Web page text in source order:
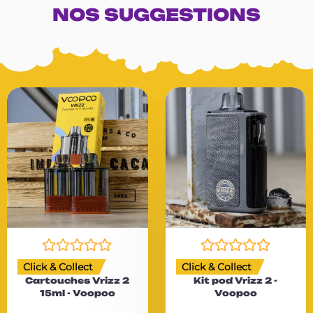
NOS SUGGESTIONS
N
o
t
e
Click & Collect
Cartouches Vrizz 2
15ml - Voopoo
N
o
Click & Collect
Kit pod Vrizz 2 -
Voopoo